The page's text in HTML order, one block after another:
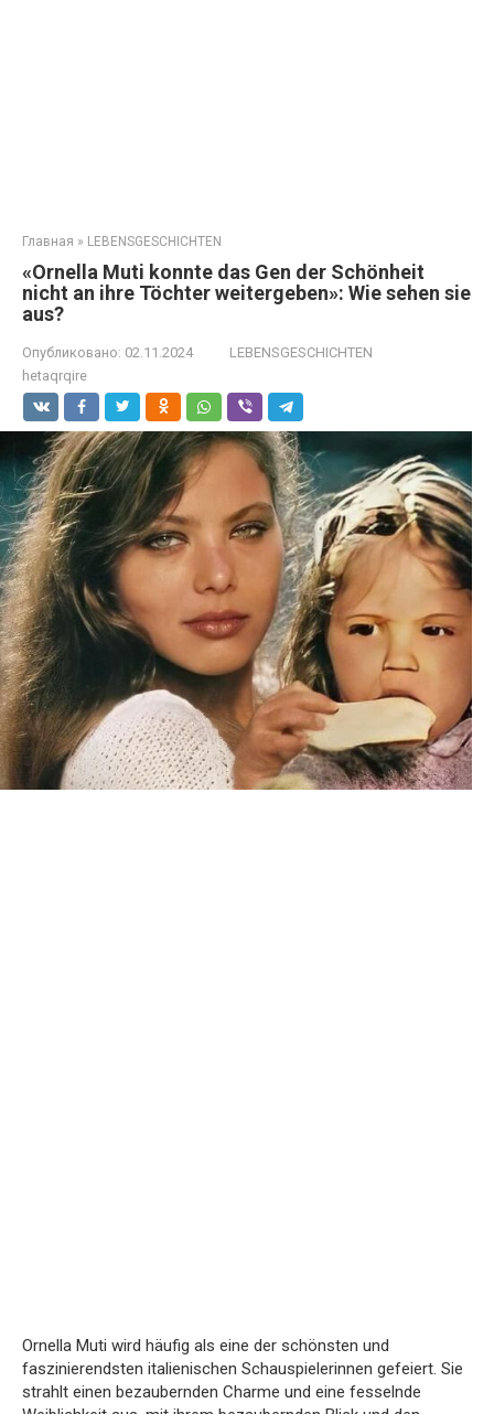
Главная » LEBENSGESCHICHTEN
«Ornella Muti konnte das Gen der Schönheit
nicht an ihre Töchter weitergeben»: Wie sehen sie
aus?
Опубликовано: 02.11.2024
LEBENSGESCHICHTEN
hetaqrqire
Ornella Muti wird häufig als eine der schönsten und
faszinierendsten italienischen Schauspielerinnen gefeiert. Sie
strahlt einen bezaubernden Charme und eine fesselnde